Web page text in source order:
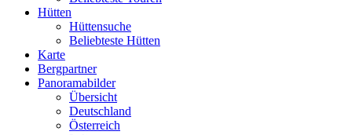
Hütten
Hüttensuche
Beliebteste Hütten
Karte
Bergpartner
Panoramabilder
Übersicht
Deutschland
Österreich